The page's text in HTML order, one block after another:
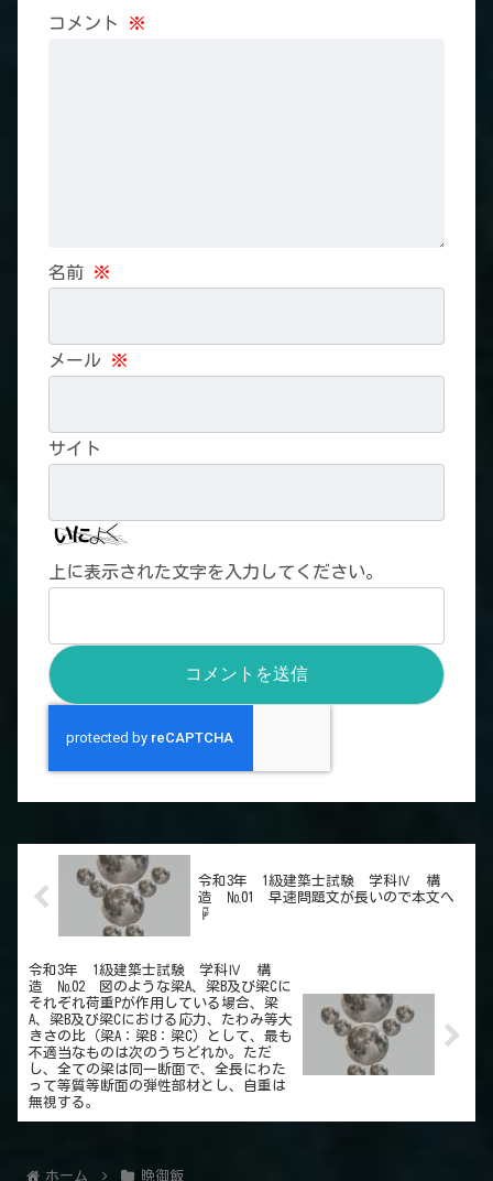
コメント ※
名前 ※
メール ※
サイト
上に表示された文字を入力してください。
令和3年 1級建築士試験 学科Ⅳ 構
造 №01 早速問題文が長いので本文へ
☟
令和3年 1級建築士試験 学科Ⅳ 構
造 №02 図のような梁A、梁B及び梁Cに
それぞれ荷重Pが作用している場合、梁
A、梁B及び梁Cにおける応力、たわみ等大
きさの比（梁A：梁B：梁C）として、最も
不適当なものは次のうちどれか。ただ
し、全ての梁は同一断面で、全長にわた
って等質等断面の弾性部材とし、自重は
無視する。
ホーム 晩御飯